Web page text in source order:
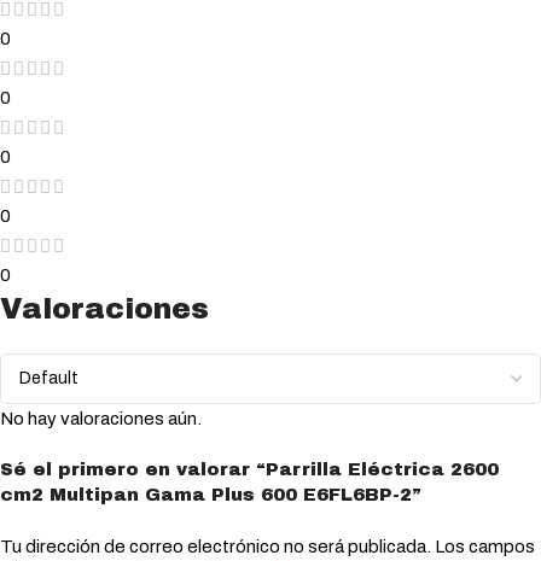
0
0
0
0
0
Valoraciones
No hay valoraciones aún.
Sé el primero en valorar “Parrilla Eléctrica 2600
cm2 Multipan Gama Plus 600 E6FL6BP-2”
Tu dirección de correo electrónico no será publicada. Los campos